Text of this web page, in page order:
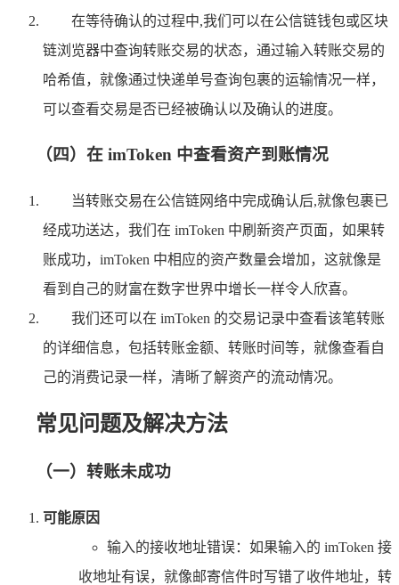
在等待确认的过程中,我们可以在公信链钱包或区块
链浏览器中查询转账交易的状态，通过输入转账交易的
哈希值，就像通过快递单号查询包裹的运输情况一样，
可以查看交易是否已经被确认以及确认的进度。
（四）在 imToken 中查看资产到账情况
当转账交易在公信链网络中完成确认后,就像包裹已
经成功送达，我们在 imToken 中刷新资产页面，如果转
账成功，imToken 中相应的资产数量会增加，这就像是
看到自己的财富在数字世界中增长一样令人欣喜。
我们还可以在 imToken 的交易记录中查看该笔转账
的详细信息，包括转账金额、转账时间等，就像查看自
己的消费记录一样，清晰了解资产的流动情况。
常见问题及解决方法
（一）转账未成功
可能原因
输入的接收地址错误：如果输入的 imToken 接
收地址有误，就像邮寄信件时写错了收件地址，转